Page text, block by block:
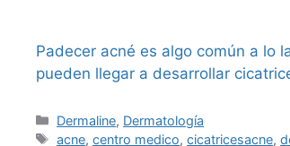
Padecer acné es algo común a lo
pueden llegar a desarrollar
Dermaline, Dermatología
acne,centro medico,cicatricesacne,